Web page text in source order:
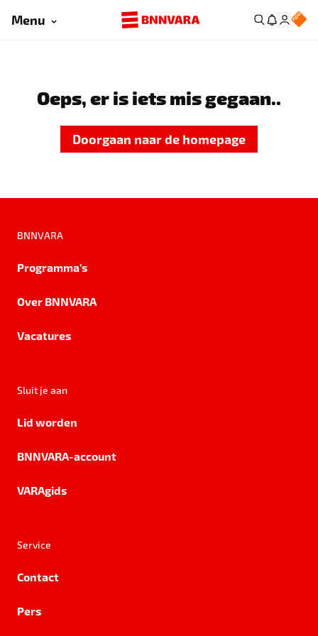
Menu
Oeps, er is iets mis gegaan..
Doorgaan naar de homepage
BNNVARA
Programma's
Over BNNVARA
Vacatures
Sluit je aan
Lid worden
BNNVARA-account
VARAgids
Service
Contact
Pers